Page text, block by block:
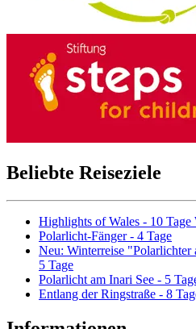
Beliebte Reiseziele
Highlights of Wales - 10 Tage
Polarlicht-Fänger - 4 Tage
Neu: Winterreise "Polarlichter
5 Tage
Polarlicht am Inari See - 5
Entlang der Ringstraße - 8